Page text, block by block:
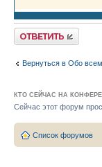
Ответить
Вернуться в Обо всем
КТО СЕЙЧАС НА
Сейчас этот форум
Список форумов